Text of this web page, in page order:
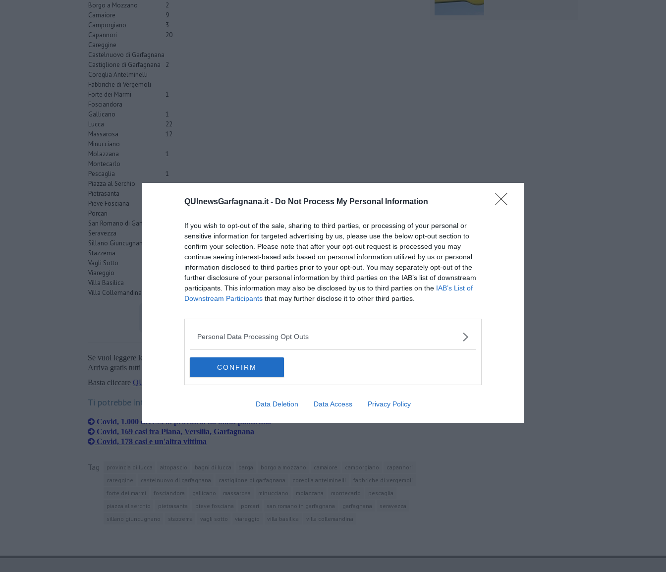
QUInewsGarfagnana.it - Do Not Process My Personal Information
If you wish to opt-out of the sale, sharing to third parties, or processing of your personal or
sensitive information for targeted advertising by us, please use the below opt-out section to
confirm your selection. Please note that after your opt-out request is processed you may
continue seeing interest-based ads based on personal information utilized by us or personal
information disclosed to third parties prior to your opt-out. You may separately opt-out of the
further disclosure of your personal information by third parties on the IAB’s list of downstream
participants. This information may also be disclosed by us to third parties on the IAB’s List of
Downstream Participants that may further disclose it to other third parties.
Personal Data Processing Opt Outs
CONFIRM
Data Deletion Data Access Privacy Policy
Borgo a Mozzano
2
Camaiore
9
Camporgiano
3
Capannori
20
Careggine
Castelnuovo di Garfagnana
Castiglione di Garfagnana
2
Coreglia Antelminelli
Fabbriche di Vergemoli
Forte dei Marmi
1
Fosciandora
Gallicano
1
Lucca
22
Massarosa
12
Minucciano
Molazzana
1
Montecarlo
Pescaglia
1
Piazza al Serchio
Pietrasanta
Pieve Fosciana
Porcari
San Romano di Garfagnana
Seravezza
Sillano Giuncugnano
Stazzema
Vagli Sotto
Viareggio
Villa Basilica
Villa Collemandina
Se vuoi leggere le notizie principali della Toscana iscriviti allaNewsletter QUInews - ToscanaMedia.
Arriva gratis tutti i giorni alle 20:00 direttamente nella tua casella di posta.
Basta cliccare QUI
Ti potrebbe interessare anche:
Covid, 1.000 decessi in provincia da inizio pandemia
Covid, 169 casi tra Piana, Versilia, Garfagnana
Covid, 178 casi e un'altra vittima
Tag provincia di lucca altopascio bagni di lucca barga borgo a mozzano camaiore camporgiano
capannori
careggine
castelnuovo di garfagnana castiglione di garfagnana coreglia antelminelli
fabbriche di vergemoli
forte dei marmi
fosciandora gallicano massarosa minucciano molazzana montecarlo
pescaglia
piazza al serchio
pietrasanta pieve fosciana porcari san romano in garfagnana garfagnana
seravezza
sillano giuncugnano
stazzema vagli sotto viareggio villa basilica villa collemandina